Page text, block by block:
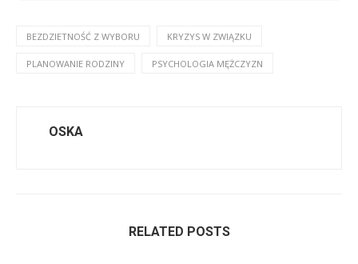
BEZDZIETNOŚĆ Z WYBORU KRYZYS W ZWIĄZKU
PLANOWANIE RODZINY PSYCHOLOGIA MĘŻCZYZN
OSKA
RELATED POSTS